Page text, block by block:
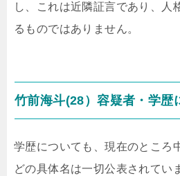
し、これは近隣証言であり、人
るものではありません。
竹前海斗(28）容疑者・学歴
学歴についても、現在のところ
どの具体名は一切公表されてい